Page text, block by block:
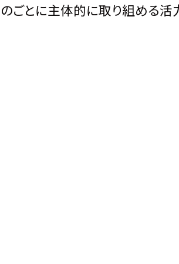
ごとに主体的に取り組める